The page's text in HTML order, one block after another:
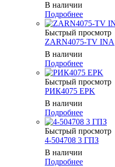
В наличии
Подробнее
Быстрый просмотр
ZARN4075-TV INA
В наличии
Подробнее
Быстрый просмотр
РИК4075 EPK
В наличии
Подробнее
Быстрый просмотр
4-504708 3 ГПЗ
В наличии
Подробнее